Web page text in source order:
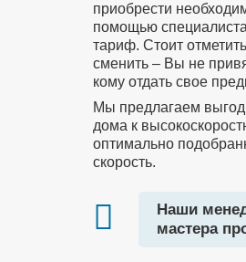
приобрести
помощью
тариф. Стоит
сменить – Вы не
кому отдать свое
Мы предлагаем
дома к
оптимально
скорость.
Наши
мастера